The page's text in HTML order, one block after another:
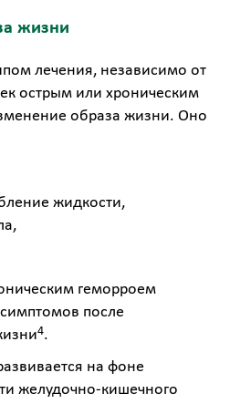
жизни
лечения, независимо от
острым или хроническим
образа жизни. Оно
жидкости,
геморроем
после
4.
на фоне
желудочно-кишечного